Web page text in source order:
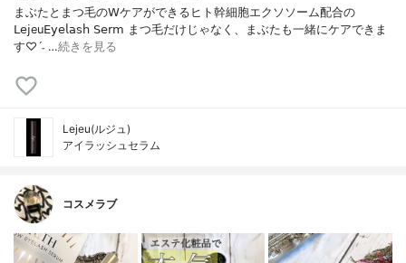
まぶたとまつ毛の𝖶ケアができるヒト幹細胞エクソソーム配合の
𝖫𝖾𝗃eu𝖤𝗒𝖾𝗅𝖺𝗌𝗁 𝖲𝖾𝗋𝗆 まつ毛だけじゃなく、まぶたも一緒にケアできま
す♡ˊ˗ …続きを見る
Lejeu(ルジュ)
アイラッシュセラム
コスメラブ